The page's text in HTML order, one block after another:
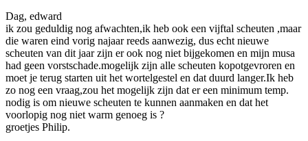
Dag, edward
ik zou geduldig nog afwachten,ik heb ook een vijftal scheuten ,maar
die waren eind vorig najaar reeds aanwezig, dus echt nieuwe
scheuten van dit jaar zijn er ook nog niet bijgekomen en mijn musa
had geen vorstschade.mogelijk zijn alle scheuten kopotgevroren en
moet je terug starten uit het wortelgestel en dat duurd langer.Ik heb
zo nog een vraag,zou het mogelijk zijn dat er een minimum temp.
nodig is om nieuwe scheuten te kunnen aanmaken en dat het
voorlopig nog niet warm genoeg is ?
groetjes Philip.